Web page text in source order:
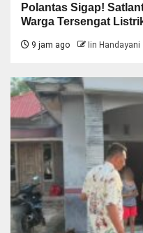
Polantas Sigap!
Warga Tersengat
9 jam ago Iin Handayani